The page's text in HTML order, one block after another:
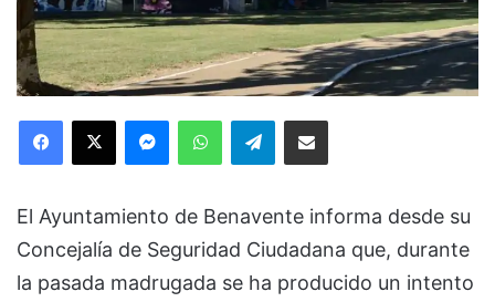
Facebook
X MessengerWhatsAppTelegramCompartir via Email
El Ayuntamiento de Benavente informa desde su
Concejalía de Seguridad Ciudadana que, durante
la pasada madrugada se ha producido un intento